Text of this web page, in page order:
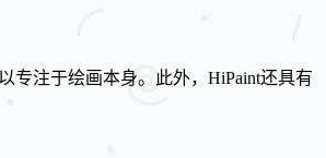
专注于绘画本身。此外，HiPaint还具有